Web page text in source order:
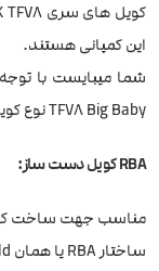
این کمپانی هستند.
TFV8 Big Baby نوع کویل خودتون رو انتخاب کنید.
RBA کویل دست ساز:
مناسب جهت ساخت
ساختار RBA یا همان Rebuild